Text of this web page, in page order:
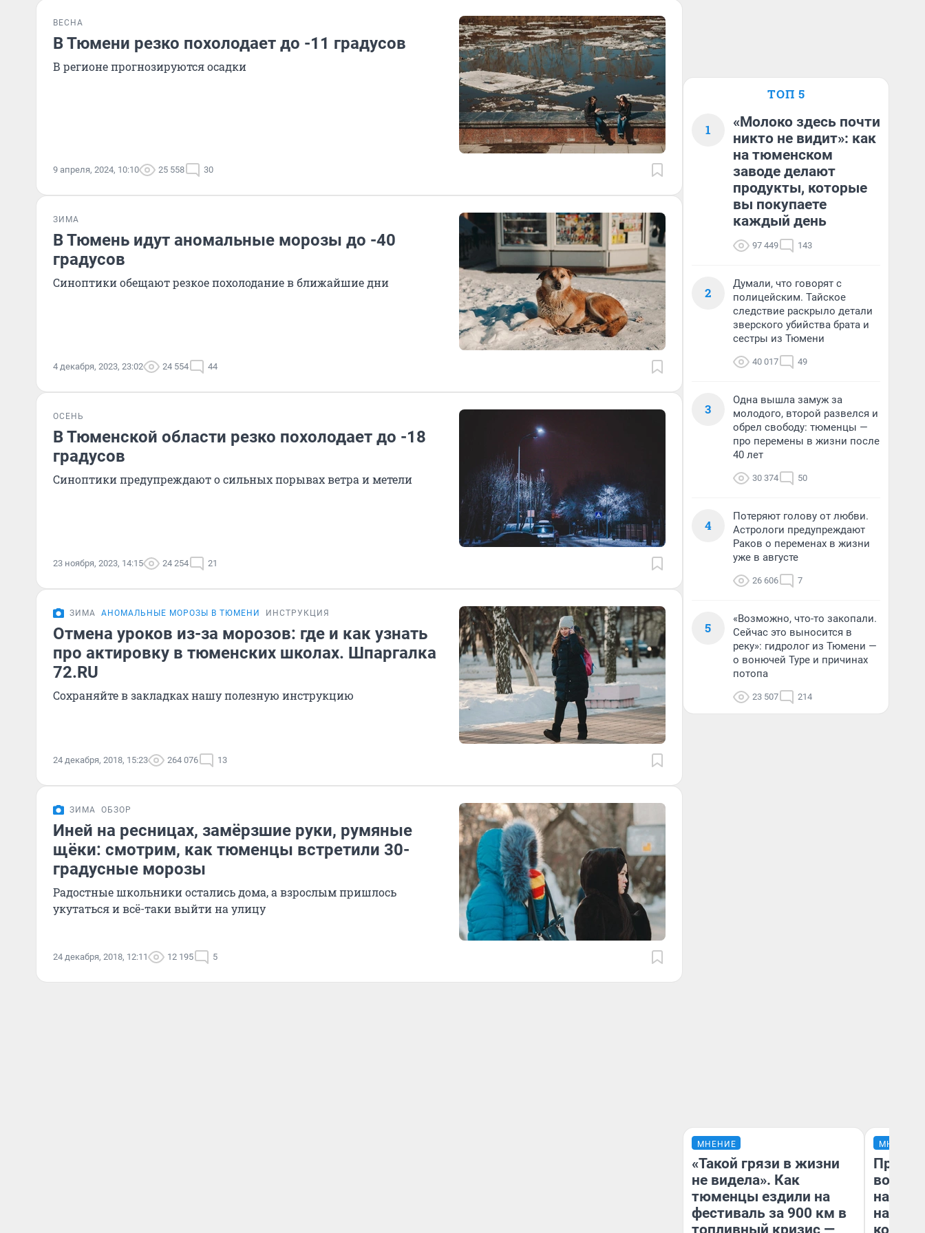
ВЕСНА
В Тюмени резко похолодает до -11 градусов
В регионе прогнозируются осадки
9 апреля, 2024, 10:10 25 558 30
ЗИМА
В Тюмень идут аномальные морозы до -40
градусов
Синоптики обещают резкое похолодание в ближайшие дни
4 декабря, 2023, 23:02 24 554 44
ОСЕНЬ
В Тюменской области резко похолодает до -18
градусов
Синоптики предупреждают о сильных порывах ветра и метели
23 ноября, 2023, 14:15 24 254 21
ЗИМА АНОМАЛЬНЫЕ МОРОЗЫ В ТЮМЕНИ ИНСТРУКЦИЯ
Отмена уроков из-за морозов: где и как узнать
про актировку в тюменских школах. Шпаргалка
72.RU
Сохраняйте в закладках нашу полезную инструкцию
24 декабря, 2018, 15:23 264 076 13
ЗИМА ОБЗОР
Иней на ресницах, замёрзшие руки, румяные
щёки: смотрим, как тюменцы встретили 30-
градусные морозы
Радостные школьники остались дома, а взрослым пришлось
укутаться и всё-таки выйти на улицу
24 декабря, 2018, 12:11 12 195 5
ТОП 5
1
«Молоко здесь почти
никто не видит»: как
на тюменском
заводе делают
продукты, которые
вы покупаете
каждый день
97 449 143
2
Думали, что говорят с
полицейским. Тайское
следствие раскрыло детали
зверского убийства брата и
сестры из Тюмени
40 017 49
3
Одна вышла замуж за
молодого, второй развелся и
обрел свободу: тюменцы —
про перемены в жизни после
40 лет
30 374 50
4
Потеряют голову от любви.
Астрологи предупреждают
Раков о переменах в жизни
уже в августе
26 606 7
5
«Возможно, что-то закопали.
Сейчас это выносится в
реку»: гидролог из Тюмени —
о вонючей Туре и причинах
потопа
23 507 214
МНЕНИЕ
«Такой грязи в жизни
не видела». Как
тюменцы ездили на
фестиваль за 900 км в
топливный кризис —
МНЕНИЕ
нам